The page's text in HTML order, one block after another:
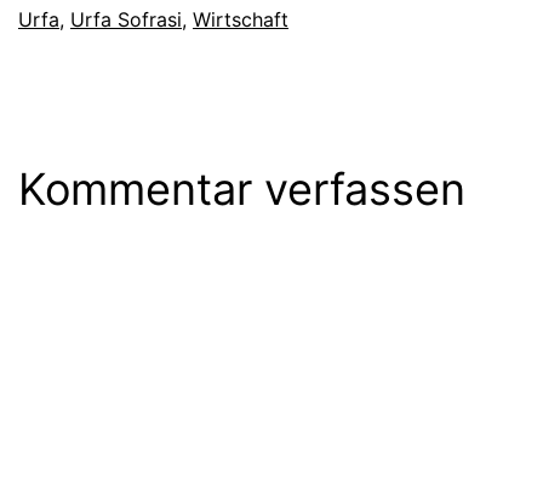
Urfa, Urfa Sofrasi, Wirtschaft
Kommentar verfassen